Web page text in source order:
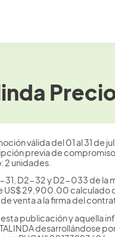
válida del 01 al 31
previa de
unidades.
D2-32 y D2-033 de la
US$ 29,900.00
venta a la firma del
publicación y aquella
desarrollándose